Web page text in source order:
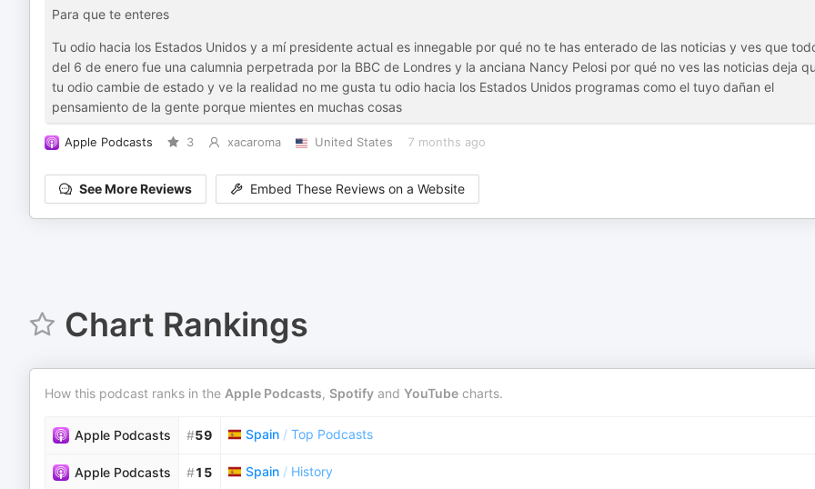
Para que te enteres
Tu odio hacia los Estados Unidos y a mí presidente actual es innegable por qué no te has enterado de las noticias y ves que
del 6 de enero fue una calumnia perpetrada por la BBC de Londres y la anciana Nancy Pelosi por qué no ves las noticias deja
tu odio cambie de estado y ve la realidad no me gusta tu odio hacia los Estados Unidos programas como el tuyo dañan el
pensamiento de la gente porque mientes en muchas cosas
Apple Podcasts 3 xacaroma United States 7 months ago
See More Reviews Embed These Reviews on a Website
Chart Rankings
How this podcast ranks in the Apple Podcasts, Spotify and YouTube charts.
Apple Podcasts #59 Spain / Top Podcasts
Apple Podcasts #15 Spain / History